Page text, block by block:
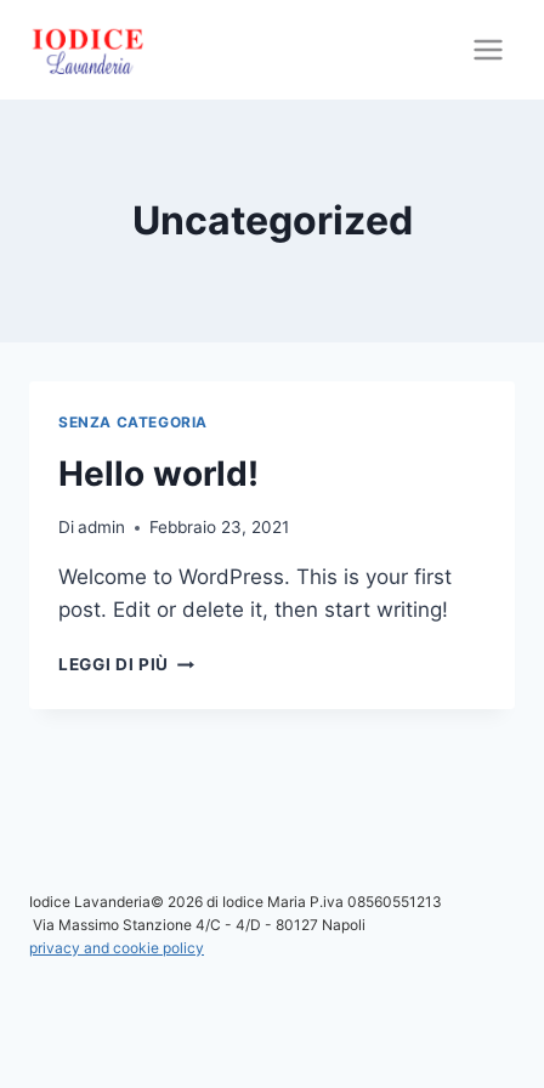
contenuto
Uncategorized
SENZA CATEGORIA
Hello world!
Diadmin Febbraio 23, 2021
Welcome to WordPress. This is your first
post. Edit or delete it, then start writing!
LEGGI DI PIÙ HELLO
Iodice Lavanderia© 2026 di Iodice Maria P.iva 08560551213
Via Massimo Stanzione 4/C - 4/D - 80127 Napoli
privacy and cookie policy